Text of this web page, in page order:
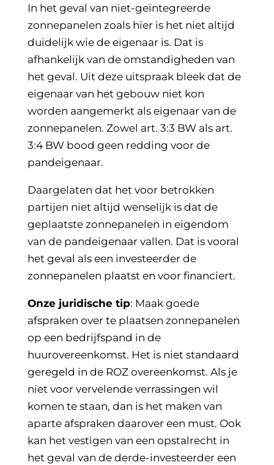
In het geval van niet-geïntegreerde
zonnepanelen zoals hier is het niet altijd
duidelijk wie de eigenaar is. Dat is
afhankelijk van de omstandigheden van
het geval. Uit deze uitspraak bleek dat de
eigenaar van het gebouw niet kon
worden aangemerkt als eigenaar van de
zonnepanelen. Zowel art. 3:3 BW als art.
3:4 BW bood geen redding voor de
pandeigenaar.
Daargelaten dat het voor betrokken
partijen niet altijd wenselijk is dat de
geplaatste zonnepanelen in eigendom
van de pandeigenaar vallen. Dat is vooral
het geval als een investeerder de
zonnepanelen plaatst en voor financiert.
Onze juridische tip: Maak goede
afspraken over te plaatsen zonnepanelen
op een bedrijfspand in de
huurovereenkomst. Het is niet standaard
geregeld in de ROZ overeenkomst. Als je
niet voor vervelende verrassingen wil
komen te staan, dan is het maken van
aparte afspraken daarover een must. Ook
kan het vestigen van een opstalrecht in
het geval van de derde-investeerder een